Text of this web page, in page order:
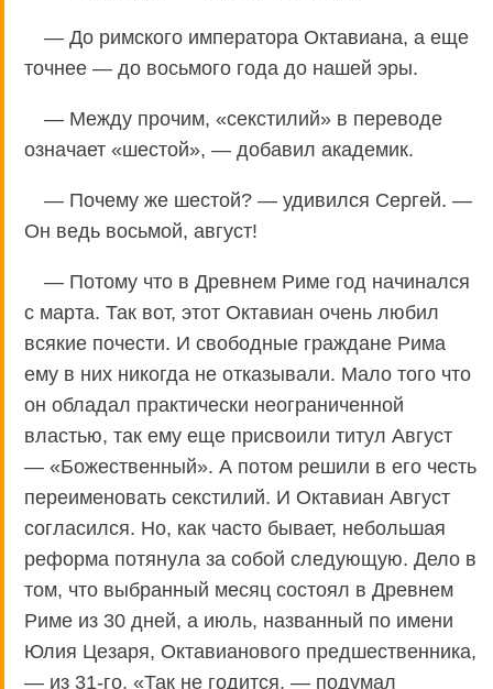
— До римского императора Октавиана, а еще
точнее — до восьмого года до нашей эры.
— Между прочим, «секстилий» в переводе
означает «шестой», — добавил академик.
— Почему же шестой? — удивился Сергей. —
Он ведь восьмой, август!
— Потому что в Древнем Риме год начинался
с марта. Так вот, этот Октавиан очень любил
всякие почести. И свободные граждане Рима
ему в них никогда не отказывали. Мало того что
он обладал практически неограниченной
властью, так ему еще присвоили титул Август
— «Божественный». А потом решили в его честь
переименовать секстилий. И Октавиан Август
согласился. Но, как часто бывает, небольшая
реформа потянула за собой следующую. Дело в
том, что выбранный месяц состоял в Древнем
Риме из 30 дней, а июль, названный по имени
Юлия Цезаря, Октавианового предшественника,
— из 31-го. «Так не годится, — подумал